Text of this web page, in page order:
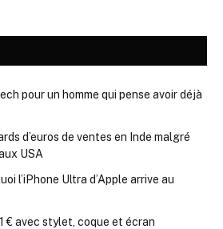
pour un homme qui pense avoir déjà
d’euros de ventes en Inde malgré
USA
l’iPhone Ultra d’Apple arrive au
€ avec stylet, coque et écran